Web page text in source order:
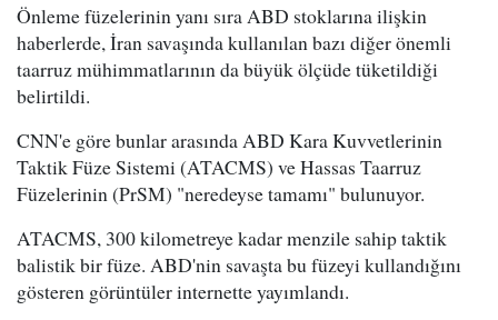
Önleme füzelerinin yanı sıra ABD stoklarına ilişkin
haberlerde, İran savaşında kullanılan bazı diğer önemli
taarruz mühimmatlarının da büyük ölçüde tüketildiği
belirtildi.
CNN'e göre bunlar arasında ABD Kara Kuvvetlerinin
Taktik Füze Sistemi (ATACMS) ve Hassas Taarruz
Füzelerinin (PrSM) "neredeyse tamamı" bulunuyor.
ATACMS, 300 kilometreye kadar menzile sahip taktik
balistik bir füze. ABD'nin savaşta bu füzeyi kullandığını
gösteren görüntüler internette yayımlandı.